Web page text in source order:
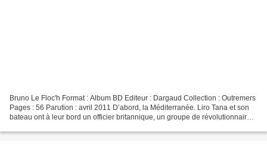
Bruno Le Floc'h Format : Album BD Editeur : Dargaud Collection : Outremers
Pages : 56 Parution : avril 2011 D’abord, la Méditerranée. Liro Tana et son
bateau ont à leur bord un officier britannique, un groupe de révolutionnaires